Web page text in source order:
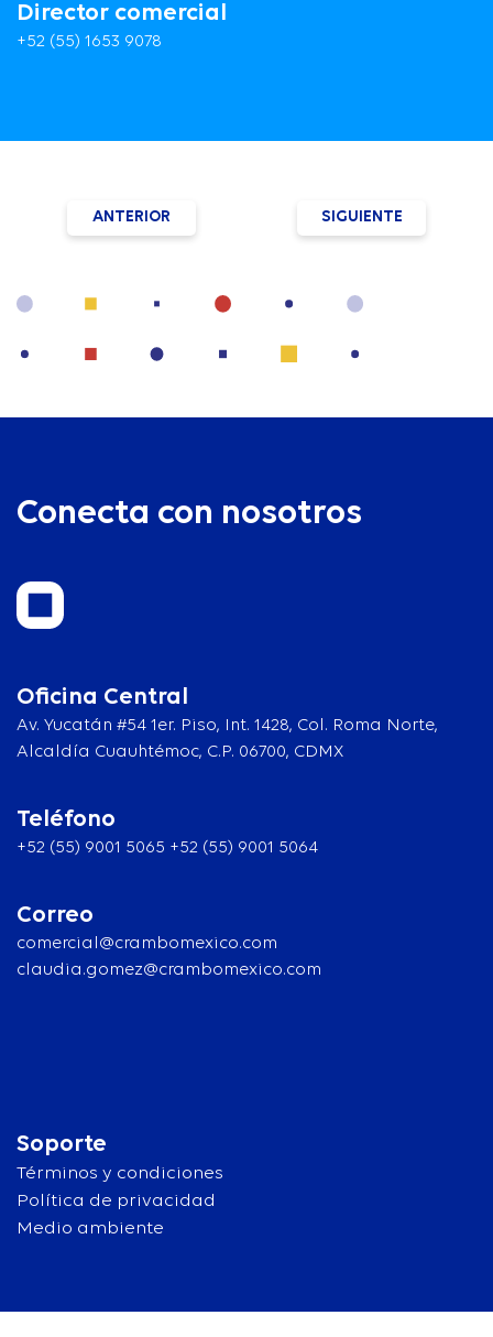
Director comercial
+52 (55) 1653 9078
ANTERIOR SIGUIENTE
Conecta con nosotros
Oficina Central
Av. Yucatán #54 1er. Piso, Int. 1428, Col. Roma Norte,
Alcaldía Cuauhtémoc, C.P. 06700, CDMX
Teléfono
+52 (55) 9001 5065 +52 (55) 9001 5064
Correo
comercial@crambomexico.com
claudia.gomez@crambomexico.com
Soporte
Términos y condiciones
Política de privacidad
Medio ambiente